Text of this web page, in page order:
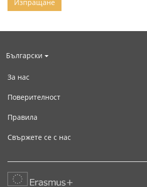
Български
За нас
Поверителност
Правила
Свържете се с нас